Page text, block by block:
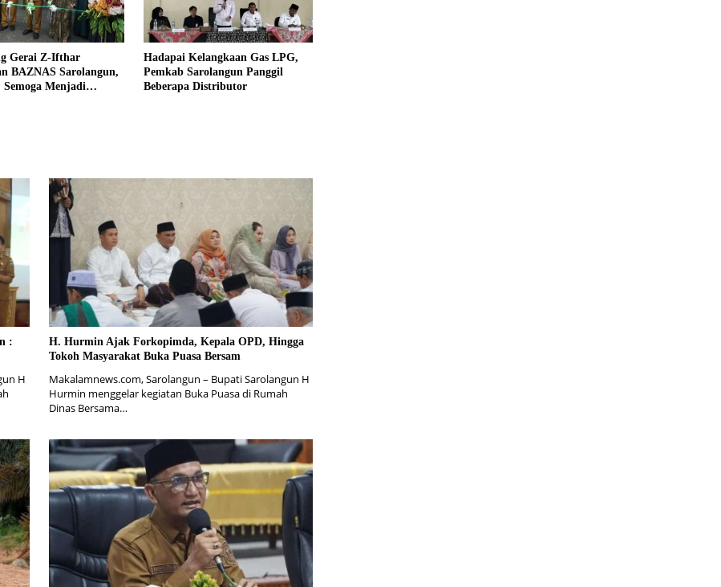
Gerai Z-Ifthar
BAZNAS Sarolangun,
Menjadi
Hadapai Kelangkaan Gas LPG,
Pemkab Sarolangun Panggil
Beberapa Distributor
:
H
H. Hurmin Ajak Forkopimda, Kepala OPD, Hingga
Tokoh Masyarakat Buka Puasa Bersam
Makalamnews.com, Sarolangun – Bupati Sarolangun H
Hurmin menggelar kegiatan Buka Puasa di Rumah
Dinas Bersama…